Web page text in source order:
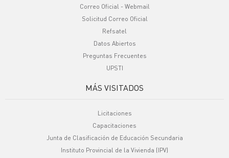
Correo Oficial - Webmail
Solicitud Correo Oficial
Refsatel
Datos Abiertos
Preguntas Frecuentes
UPSTI
MÁS VISITADOS
Licitaciones
Capacitaciones
Junta de Clasificación de Educación Secundaria
Instituto Provincial de la Vivienda (IPV)